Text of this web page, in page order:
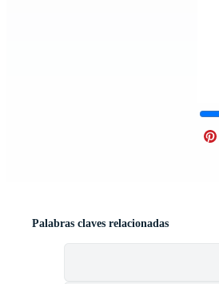
Palabras claves relacionadas